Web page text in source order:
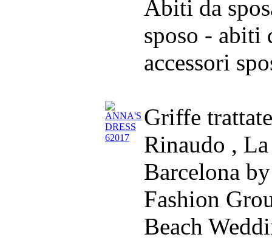
Abiti da
sposo - abiti
accessori
Griffe
Rinaudo , La
Barcelona
Fashion
Beach